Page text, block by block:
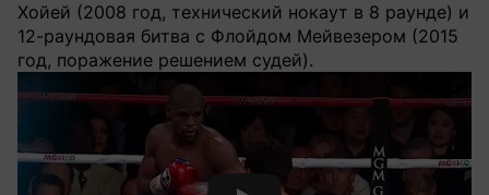
Хойей (2008 год, технический нокаут в 8 раунде) и
12-раундовая битва с Флойдом Мейвезером (2015
год, поражение решением судей).